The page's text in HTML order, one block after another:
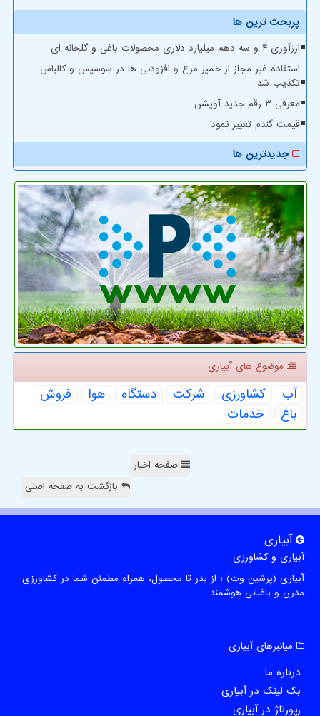
پربحث ترین ها
ارزآوری ۴ و سه دهم میلیارد دلاری محصولات باغی و گلخانه ای
استفاده غیر مجاز از خمیر مرغ و افزودنی ها در سوسیس و کالباس
تکذیب شد
معرفی ۳ رقم جدید آویشن
قیمت گندم تغییر نمود
جدیدترین ها
موضوع های آبیاری
آب كشاورزی شركت دستگاه هوا
فروش
باغ
خدمات
صفحه اخبار
بازگشت به صفحه اصلی
آبیاری
آبیاری و کشاورزی
آبیاری (پرشین وت) ؛ از بذر تا محصول، همراه مطمئن شما در کشاورزی
مدرن و باغبانی هوشمند
میانبرهای آبیاری
درباره ما
بک لینک در آبیاری
رپورتاژ در آبیاری